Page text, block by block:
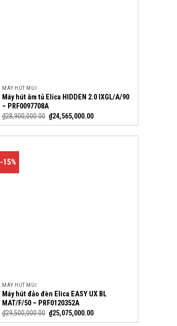
MÁY HÚT MÙI
Máy hút âm tủ Elica HIDDEN 2.0 IXGL/A/90
– PRF0097708A
₫28,900,000.00 ₫24,565,000.00
-15%
MÁY HÚT MÙI
Máy hút đảo đèn Elica EASY UX BL
MAT/F/50 – PRF0120352A
₫29,500,000.00 ₫25,075,000.00